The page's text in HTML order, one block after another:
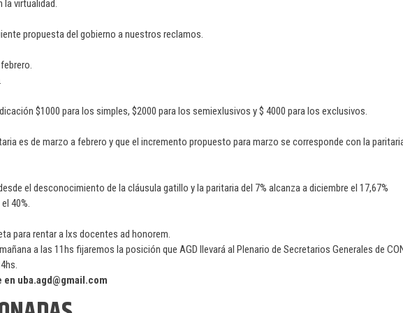
virtualidad.
propuesta del gobierno a nuestros reclamos.
$1000 para los simples, $2000 para los semiexlusivos y $ 4000 para los exclusivos.
es de marzo a febrero y que el incremento propuesto para marzo se corresponde con la
el desconocimiento de la cláusula gatillo y la paritaria del 7% alcanza a diciembre el 17,67%
40%.
para rentar a lxs docentes ad honorem.
a las 11hs fijaremos la posición que AGD llevará al Plenario de Secretarios Generales de
uba.agd@gmail.com